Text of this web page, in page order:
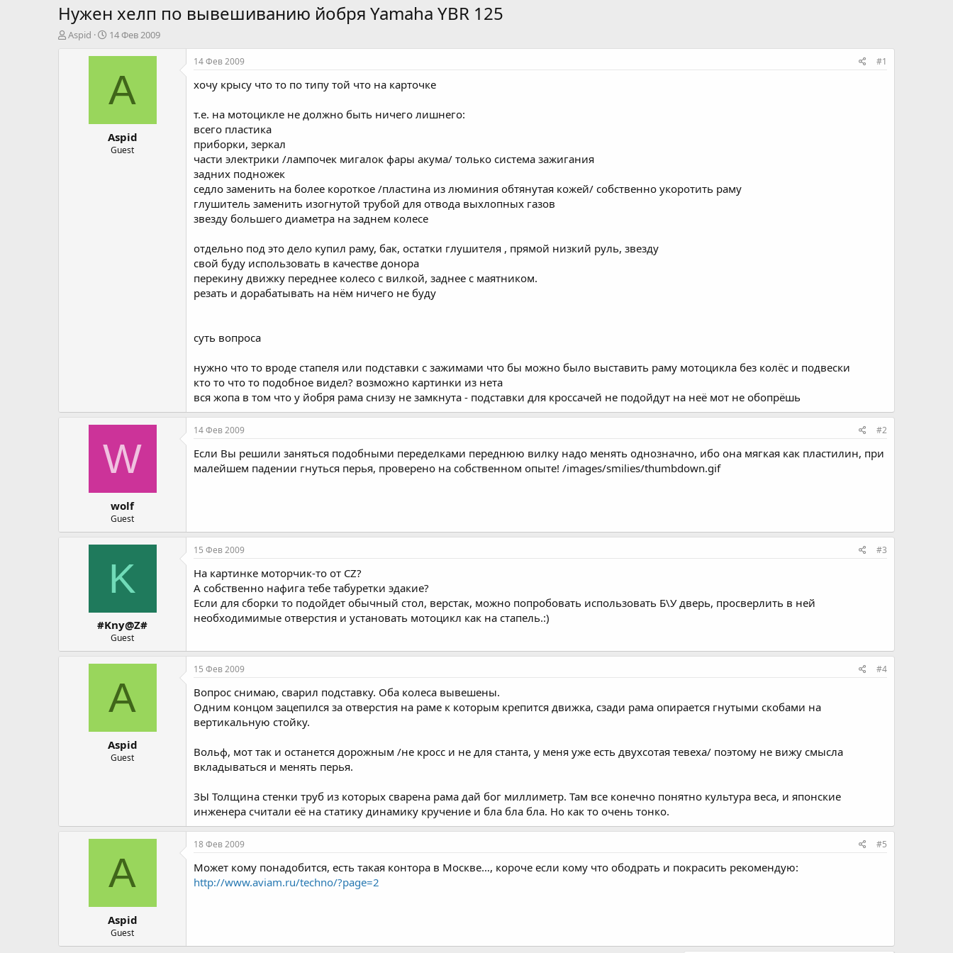
Нужен хелп по вывешиванию йобря Yamaha YBR 125
А
Aspid
Д
т
а
а
л
а
14 Фев 2009
A
Aspid
Guest
14 Фев 2009 #1
хочу крысу что то по типу той что на карточке
т.е. на мотоцикле не должно быть ничего лишнего:
всего пластика
приборки, зеркал
части электрики /лампочек мигалок фары акума/ только система зажигания
задних подножек
седло заменить на более короткое /пластина из люминия обтянутая кожей/ собственно укоротить раму
глушитель заменить изогнутой трубой для отвода выхлопных газов
звезду большего диаметра на заднем колесе
отдельно под это дело купил раму, бак, остатки глушителя , прямой низкий руль, звезду
свой буду использовать в качестве донора
перекину движку переднее колесо с вилкой, заднее с маятником.
резать и дорабатывать на нём ничего не буду
суть вопроса
нужно что то вроде стапеля или подставки с зажимами что бы можно было выставить раму мотоцикла без колёс и подвески
кто то что то подобное видел? возможно картинки из нета
вся жопа в том что у йобря рама снизу не замкнута - подставки для кроссачей не подойдут на неё мот не обопрёшь
W
wolf
Guest
14 Фев 2009 #2
Если Вы решили заняться подобными переделками переднюю вилку надо менять однозначно, ибо она мягкая как пластилин, при
малейшем падении гнуться перья, проверено на собственном опыте! /images/smilies/thumbdown.gif
K
#Kny@Z#
Guest
15 Фев 2009 #3
На картинке моторчик-то от CZ?
А собственно нафига тебе табуретки эдакие?
Если для сборки то подойдет обычный стол, верстак, можно попробовать использовать Б\У дверь, просверлить в ней
необходимимые отверстия и установать мотоцикл как на стапель.:)
A
Aspid
Guest
15 Фев 2009 #4
Вопрос снимаю, сварил подставку. Оба колеса вывешены.
Одним концом зацепился за отверстия на раме к которым крепится движка, сзади рама опирается гнутыми скобами на
вертикальную стойку.
Вольф, мот так и останется дорожным /не кросс и не для станта, у меня уже есть двухсотая тевеха/ поэтому не вижу смысла
вкладываться и менять перья.
ЗЫ Толщина стенки труб из которых сварена рама дай бог миллиметр. Там все конечно понятно культура веса, и японские
инженера считали её на статику динамику кручение и бла бла бла. Но как то очень тонко.
A
Aspid
Guest
18 Фев 2009 #5
Может кому понадобится, есть такая контора в Москве…, короче если кому что ободрать и покрасить рекомендую:
http://www.aviam.ru/techno/?page=2